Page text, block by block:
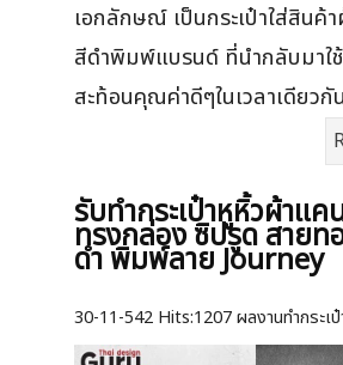
เอกลักษณ์ เป็นกระเป๋าใส่สินค้
สีดำพิมพ์แบรนด์ ที่นำกลับมาใ
สะท้อนคุณค่าดีๆในเวลาเดียวกัน
รับทำกระเป๋าหูหิ้วผ้าแค
ทรงกล่อง ซิปรูด สาย
ดำ พิมพ์ลาย Journey
30-11-542 Hits:1207 ผลงานทำกระเป๋